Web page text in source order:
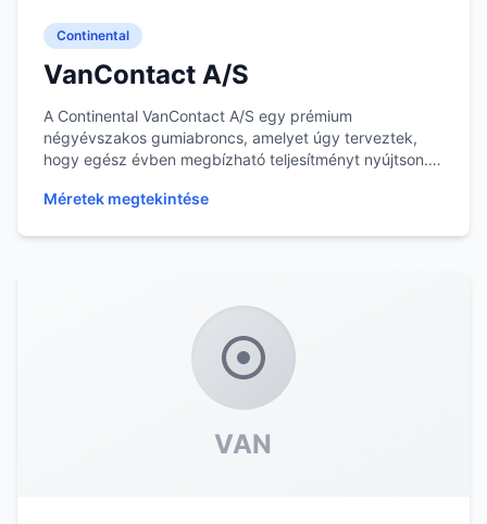
Continental
VanContact A/S
A Continental VanContact A/S egy prémium
négyévszakos gumiabroncs, amelyet úgy terveztek,
hogy egész évben megbízható teljesítményt nyújtson. A
Méretek megtekintése
VAN